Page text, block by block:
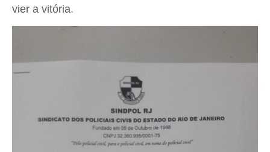
vier a vitória.